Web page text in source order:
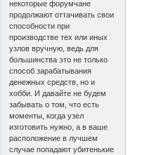
некоторые форумчане
продолжают оттачивать свои
способности при
производстве тех или иных
узлов вручную, ведь для
большинства это не только
способ зарабатывания
денежных средств, но и
хобби. И давайте не будем
забывать о том, что есть
моменты, когда узел
изготовить нужно, а в ваше
расположение в лучшем
случае попадают убитенькие